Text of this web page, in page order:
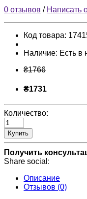
0 отзывов / Написать
Код товара:
Наличие: Есть в
₴1766
₴1731
Количество:
Купить
Получить
Share social:
Описание
Отзывов (0)